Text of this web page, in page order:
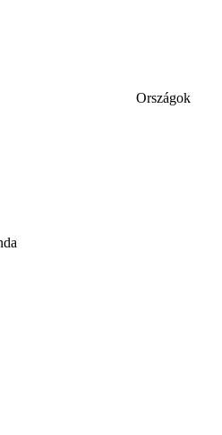
Országok